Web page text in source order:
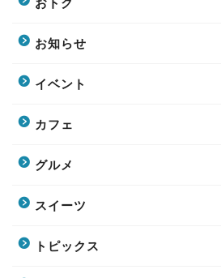
お知らせ
イベント
カフェ
グルメ
スイーツ
トピックス